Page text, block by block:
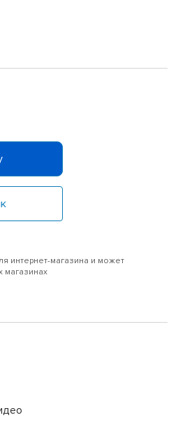
интернет-магазина и может
магазинах